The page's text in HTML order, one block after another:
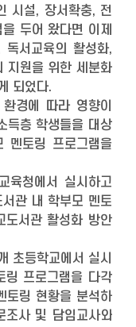
시설, 장서확충, 전
두어 왔다면 이제
서교육의 활성화,
지원을 위한 세분화
되었다.
경에 따라 영향이
득층 학생들을 대상
멘토링 프로그램을
육청에서 실시하고
관 내 학부모 멘토
도서관 활성화 방안
초등학교에서 실시
링 프로그램을 다각
토링 현황을 분석하
조사 및 담임교사와